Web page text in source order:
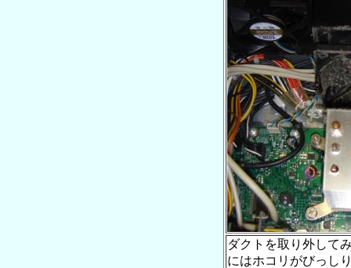
ダクトを取り外して
にはホコリがびっし